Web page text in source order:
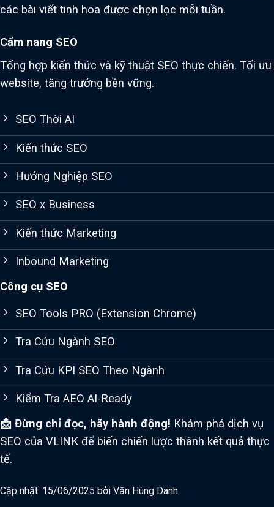
các bài viết tinh hoa được chọn lọc mỗi tuần.
Cẩm nang SEO
Tổng hợp kiến thức và kỹ thuật SEO thực chiến. Tối ưu
website, tăng trưởng bền vững.
SEO Thời AI
Kiến thức SEO
Hướng Nghiệp SEO
SEO x Business
Kiến thức Marketing
Inbound Marketing
Công cụ SEO
SEO Tools PRO (Extension Chrome)
Tra Cứu Ngành SEO
Tra Cứu KPI SEO Theo Ngành
Kiểm Tra AEO AI-Ready
📩 Đừng chỉ đọc, hãy hành động! Khám phá dịch vụ
SEO của VLINK để biến chiến lược thành kết quả thực
tế.
Cập nhật: 15/06/2025 bởi Văn Hùng Danh